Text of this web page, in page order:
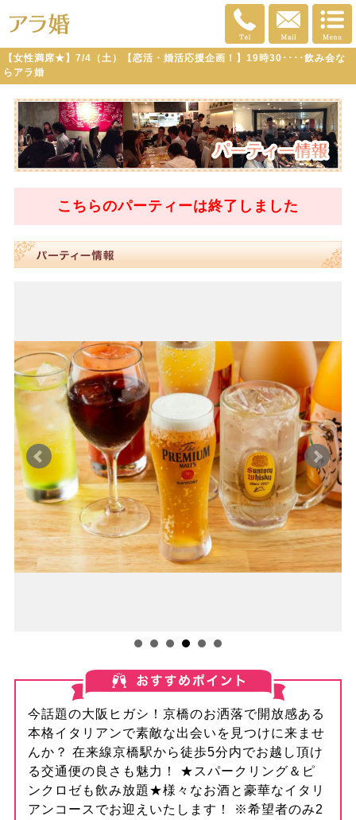
【女性満席★】7/4（土）【恋活・婚活応援企画！】19時30････飲み会な
らアラ婚
こちらのパーティーは終了 しました
今話題の大阪ヒガシ！京橋のお洒落で開放感ある
本格イタリアンで素敵な出会いを見つけに来ませ
んか？ 在来線京橋駅から徒歩5分内でお越し頂け
る交通便の良さも魅力！ ★スパークリング＆ピ
ンクロゼも飲み放題★様々なお酒と豪華なイタリ
アンコースでお迎えいたします！ ※希望者のみ2